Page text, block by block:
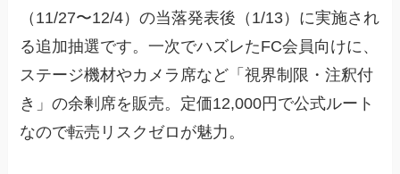
（11/27〜12/4）の当落発表後（1/13）に実施され
る追加抽選です。一次でハズレたFC会員向けに、
ステージ機材やカメラ席など「視界制限・注釈付
き」の余剰席を販売。定価12,000円で公式ルート
なので転売リスクゼロが魅力。